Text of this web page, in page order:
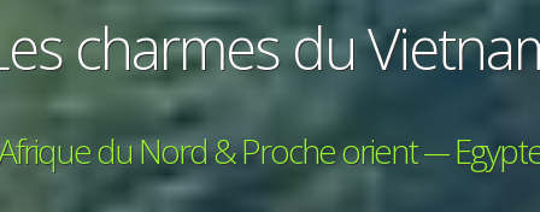
charmes du
du Nord & Proche orient ---